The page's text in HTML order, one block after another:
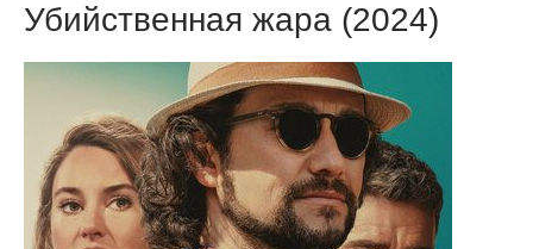
Убийственная жара (2024)